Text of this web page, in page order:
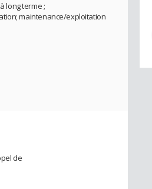
long terme ;
maintenance/exploitation
de